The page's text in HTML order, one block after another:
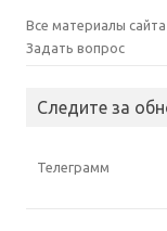
Все материалы
Задать вопрос
Следите за
Телеграмм